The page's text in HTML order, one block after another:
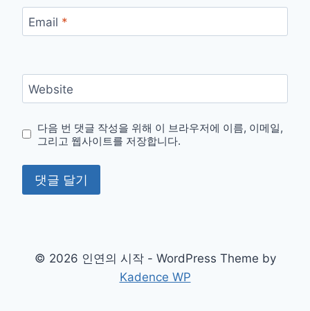
Email *
Website
다음 번 댓글 작성을 위해 이 브라우저에 이름, 이메일,
그리고 웹사이트를 저장합니다.
© 2026 인연의 시작 - WordPress Theme by
Kadence WP